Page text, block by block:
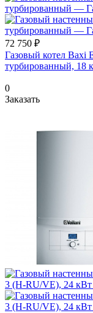
72 750 ₽
Газовый котел Baxi
турбированный, 18
0
Заказать